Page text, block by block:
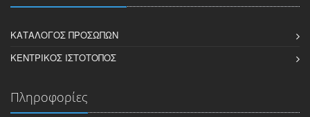
ΚΑΤΆΛΟΓΟΣ ΠΡΟΣΏΠΩΝ
ΚΕΝΤΡΙΚΌΣ ΙΣΤΌΤΟΠΟΣ
Πληροφορίες